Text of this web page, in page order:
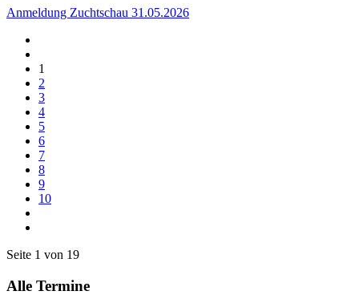
Anmeldung Zuchtschau 31.05.2026
1
2
3
4
5
6
7
8
9
10
Seite 1 von 19
Alle Termine